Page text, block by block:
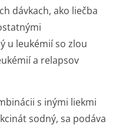
dávkach, ako liečba
u leukémií so zlou
a relapsov
s inými liekmi
sodný, sa podáva